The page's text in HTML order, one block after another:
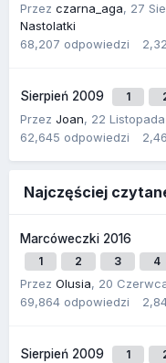
Przez czarna_aga, 27
Nastolatki
68,207 odpowiedzi
Sierpień 2009 1
Przez Joan, 22
62,645 odpowiedzi
Najczęściej
Marcóweczki 2016
1 2 3 4
Przez Olusia, 20
69,864 odpowiedzi
Sierpień 2009 1